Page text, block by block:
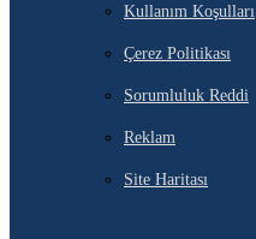
Kullanım Koşulları
Çerez Politikası
Sorumluluk Reddi
Reklam
Site Haritası